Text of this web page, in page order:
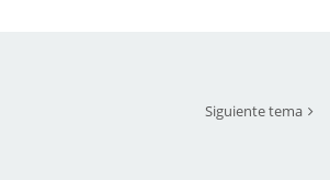
Siguiente tema